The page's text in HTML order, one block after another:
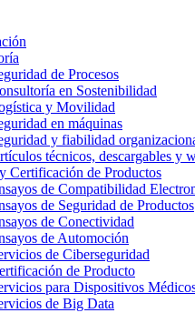
de Procesos
en Sostenibilidad
y Movilidad
en máquinas
y fiabilidad
técnicos, descargables y
Certificación de Productos
de Compatibilidad
de Seguridad de Productos
de Conectividad
de Automoción
de Ciberseguridad
de Producto
para Dispositivos
de Big Data